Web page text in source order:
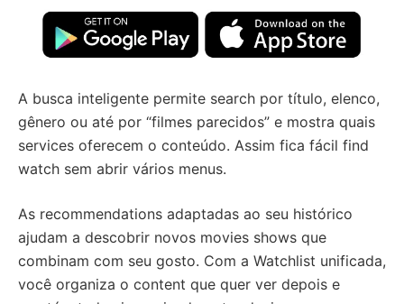
A busca inteligente permite search por título, elenco,
gênero ou até por “filmes parecidos” e mostra quais
services oferecem o conteúdo. Assim fica fácil find
watch sem abrir vários menus.
As recommendations adaptadas ao seu histórico
ajudam a descobrir novos movies shows que
combinam com seu gosto. Com a Watchlist unificada,
você organiza o content que quer ver depois e